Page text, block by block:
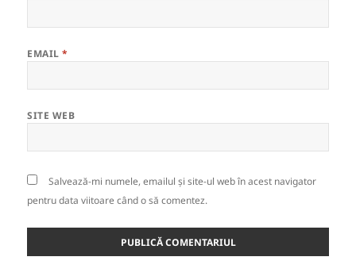
EMAIL*
SITE WEB
Salvează-mi numele, emailul și site-ul web în acest navigator
pentru data viitoare când o să comentez.